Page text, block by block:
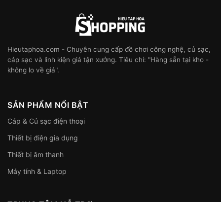
Hieutaphoa.com - Chuyên cung cấp đồ chơi công nghệ, củ sạc,
cáp sạc và linh kiện giá tận xưởng. Tiêu chí: "Hàng sẵn tại kho -
không lo về giá".
SẢN PHẨM NỔI BẬT
Cáp & Củ sạc điện thoại
Thiết bị điện gia dụng
Thiết bị âm thanh
Máy tính & Laptop